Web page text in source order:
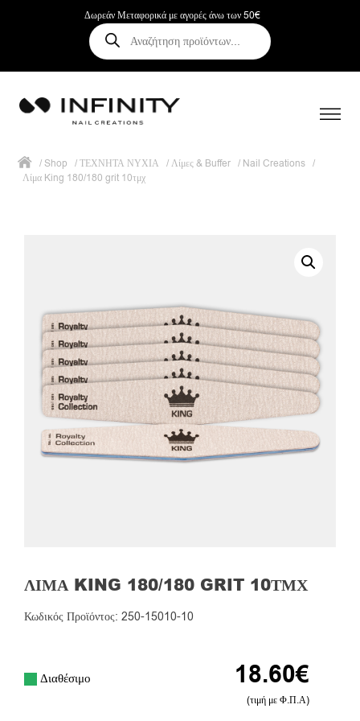
Δωρεάν Μεταφορικά με αγορές άνω των 50€
Αναζήτηση
προϊόντων
/Shop /ΤΕΧΝΗΤΑ ΝΥΧΙΑ /Λίμες & Buffer / Nail Creations /
Λίμα King 180/180 grit 10τμχ
ΛΊΜΑ KING 180/180 GRIT 10ΤΜΧ
Κωδικός Προϊόντος: 250-15010-10
18.60€
(τιμή με Φ.Π.Α)
Διαθέσιμο